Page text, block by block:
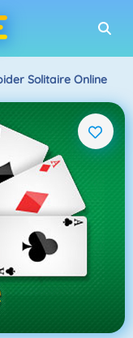
Solitaire Online